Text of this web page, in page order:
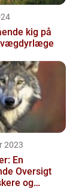
kig på
2023
En
Oversigt
og